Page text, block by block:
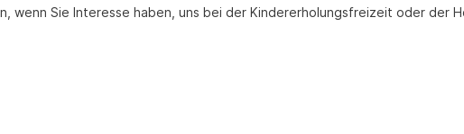
wenn Sie Interesse haben, uns bei der Kindererholungsfreizeit oder der